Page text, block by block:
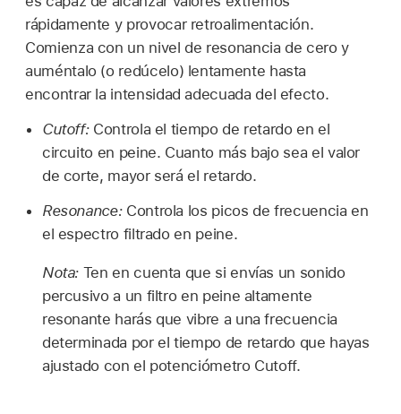
rápidamente y provocar retroalimentación.
Comienza con un nivel de resonancia de cero y
auméntalo (o redúcelo) lentamente hasta
encontrar la intensidad adecuada del efecto.
Cutoff:Controla el tiempo de retardo en el
circuito en peine. Cuanto más bajo sea el valor
de corte, mayor será el retardo.
Resonance:Controla los picos de frecuencia en
el espectro filtrado en peine.
Nota: Ten en cuenta que si envías un sonido
percusivo a un filtro en peine altamente
resonante harás que vibre a una frecuencia
determinada por el tiempo de retardo que hayas
ajustado con el potenciómetro Cutoff.